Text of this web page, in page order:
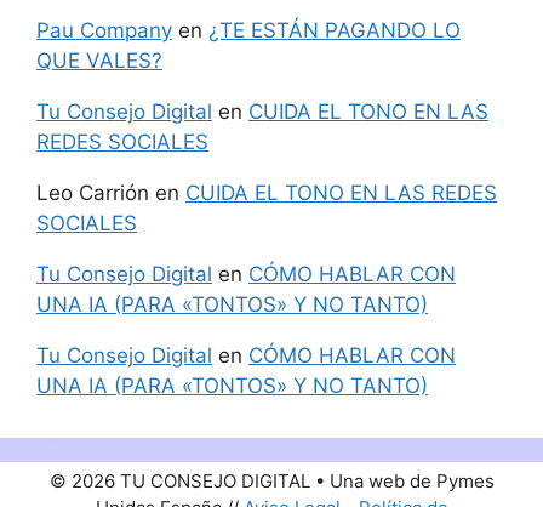
Pau Company en ¿TE ESTÁN PAGANDO LO
QUE VALES?
Tu Consejo Digital en CUIDA EL TONO EN LAS
REDES SOCIALES
Leo Carrión en CUIDA EL TONO EN LAS REDES
SOCIALES
Tu Consejo Digital en CÓMO HABLAR CON
UNA IA (PARA «TONTOS» Y NO TANTO)
Tu Consejo Digital en CÓMO HABLAR CON
UNA IA (PARA «TONTOS» Y NO TANTO)
© 2026 TU CONSEJO DIGITAL • Una web de Pymes